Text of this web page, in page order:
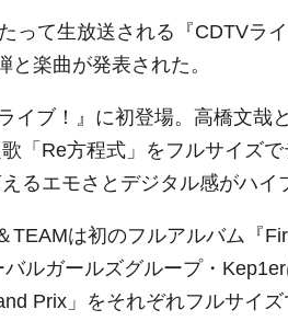
って生放送される『CDTV
楽曲が発表された。
イブ！』に初登場。高橋文哉
歌「Re方程式」をフルサイズ
るエモさとデジタル感がハイ
TEAMは初のフルアルバム『
バルガールズグループ・
Prix」をそれぞれフルサイズ